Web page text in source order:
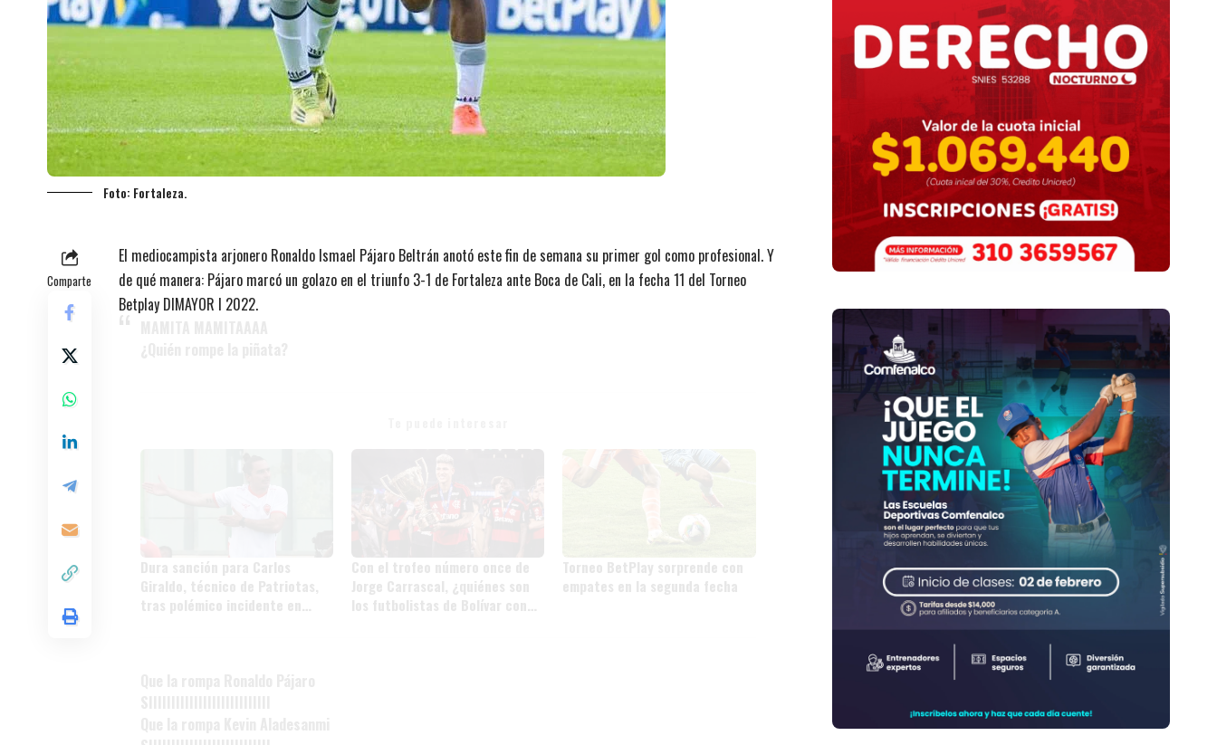
Foto: Fortaleza.
Comparte
El mediocampista arjonero Ronaldo Ismael Pájaro Beltrán anotó este fin de semana su primer gol como profesional. Y
de qué manera: Pájaro marcó un golazo en el triunfo 3-1 de Fortaleza ante Boca de Cali, en la fecha 11 del Torneo
Betplay DIMAYOR I 2022.
Dura sanción para Carlos
Giraldo, técnico de Patriotas,
tras polémico incidente en
Con el trofeo número once de
Jorge Carrascal, ¿quiénes son
los futbolistas de Bolívar con
Torneo BetPlay sorprende con
empates en la segunda fecha